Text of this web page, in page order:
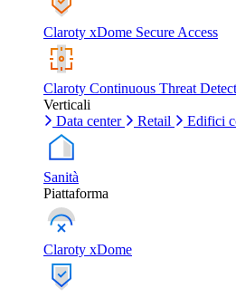
Claroty xDome Secure Access
Claroty Continuous Threat
Verticali
Data center
Retail Edifici
Sanità
Piattaforma
Claroty xDome